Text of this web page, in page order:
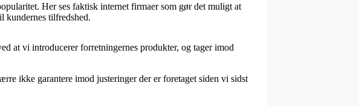
Her ses faktisk internet firmaer som gør det muligt at
kundernes tilfredshed.
at vi introducerer forretningernes produkter, og tager imod
ikke garantere imod justeringer der er foretaget siden vi sidst